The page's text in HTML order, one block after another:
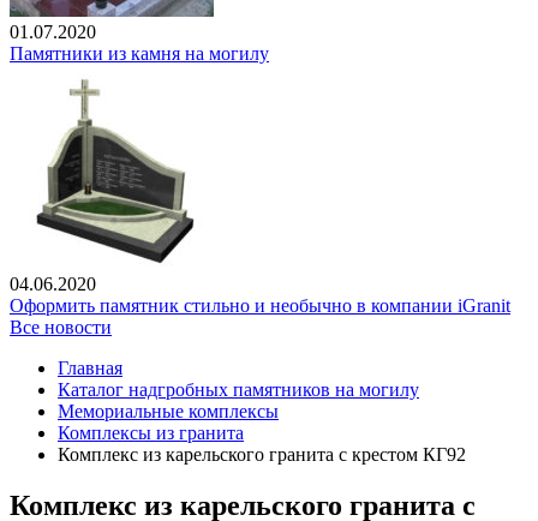
01.07.2020
Памятники из камня на могилу
04.06.2020
Оформить памятник стильно и необычно в компании iGranit
Все новости
Главная
Каталог надгробных памятников на могилу
Мемориальные комплексы
Комплексы из гранита
Комплекс из карельского гранита с крестом КГ92
Комплекс из карельского гранита с